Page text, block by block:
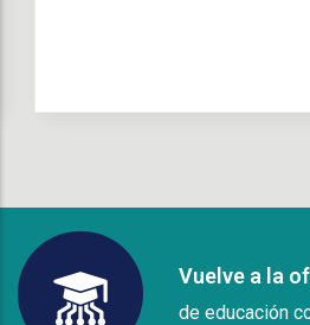
Vuelve a la
de educación